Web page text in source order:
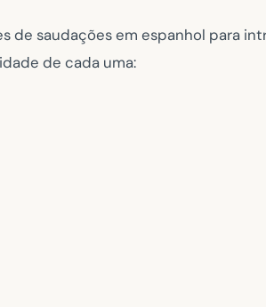
de saudações em espanhol para
de cada uma: